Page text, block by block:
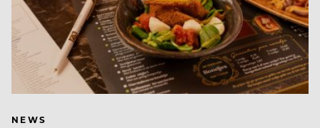
NEWS